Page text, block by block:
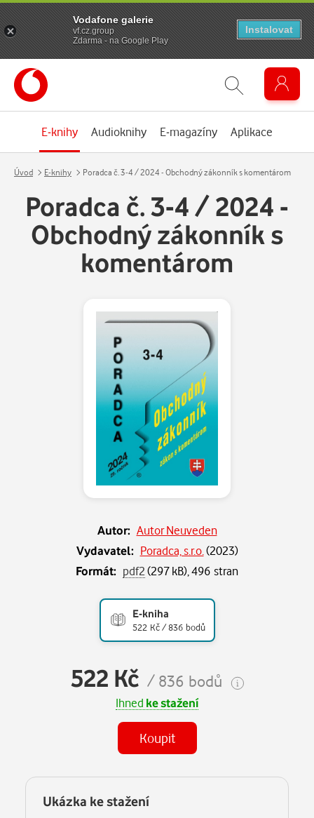
E-knihy Audioknihy E-magazíny Aplikace
Úvod E-knihy Poradca č. 3-4 / 2024 - Obchodný zákonník s komentárom
Poradca č. 3-4 / 2024 -
Obchodný zákonník s
komentárom
Autor: Autor Neuveden
Vydavatel: Poradca, s.r.o. (2023)
Formát: pdf2(297 kB), 496 stran
E-kniha
522 Kč / 836 bodů
522 Kč / 836 bodů
Ihned ke stažení
Koupit
Ukázka ke stažení
Vodafone galerie
vf.cz.group
Zdarma - na Google Play
Instalovat